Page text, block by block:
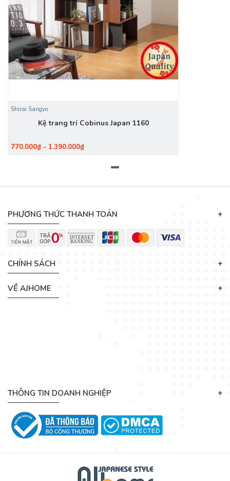
Shirai Sangyo
Kệ trang trí Cobinus Japan 1160
770.000₫ - 1.390.000₫
PHƯƠNG THỨC THANH TOÁN
CHÍNH SÁCH
VỀ AJHOME
THÔNG TIN DOANH NGHIỆP